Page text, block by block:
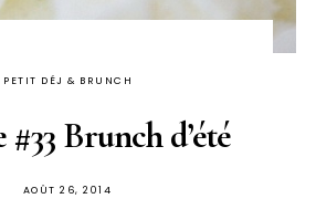
PETIT DÉJ & BRUNCH
#33 Brunch d’été
PUBLIÉ
AOÛT 26, 2014